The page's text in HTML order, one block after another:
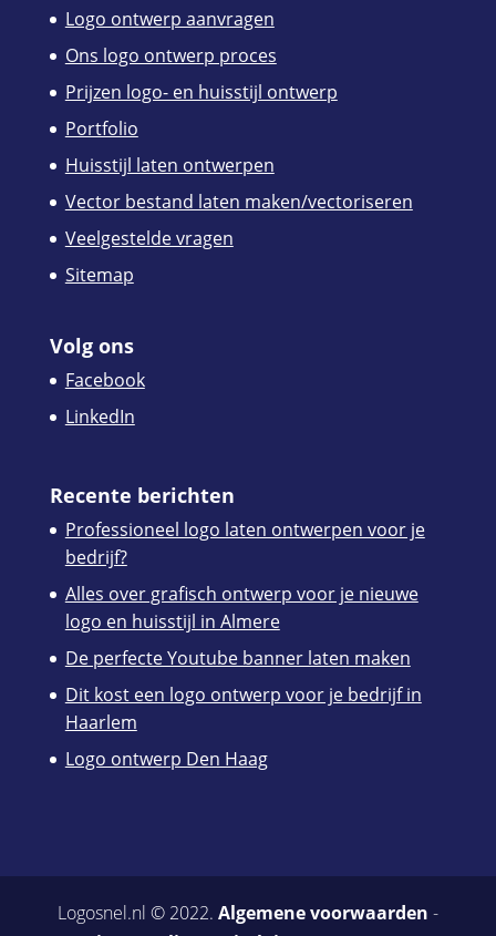
Logo ontwerp aanvragen
Ons logo ontwerp proces
Prijzen logo- en huisstijl ontwerp
Portfolio
Huisstijl laten ontwerpen
Vector bestand laten maken/vectoriseren
Veelgestelde vragen
Sitemap
Volg ons
Facebook
LinkedIn
Recente berichten
Professioneel logo laten ontwerpen voor je
bedrijf?
Alles over grafisch ontwerp voor je nieuwe
logo en huisstijl in Almere
De perfecte Youtube banner laten maken
Dit kost een logo ontwerp voor je bedrijf in
Haarlem
Logo ontwerp Den Haag
Logosnel.nl © 2022. Algemene voorwaarden -